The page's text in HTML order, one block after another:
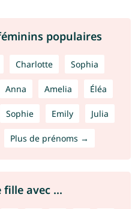
populaires
Charlotte Sophia
Anna Amelia Éléa
Sophie Emily Julia
Plus de prénoms →
fille avec ...